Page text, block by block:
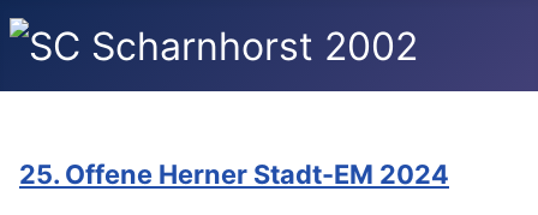
25. Offene Herner Stadt-EM 2024